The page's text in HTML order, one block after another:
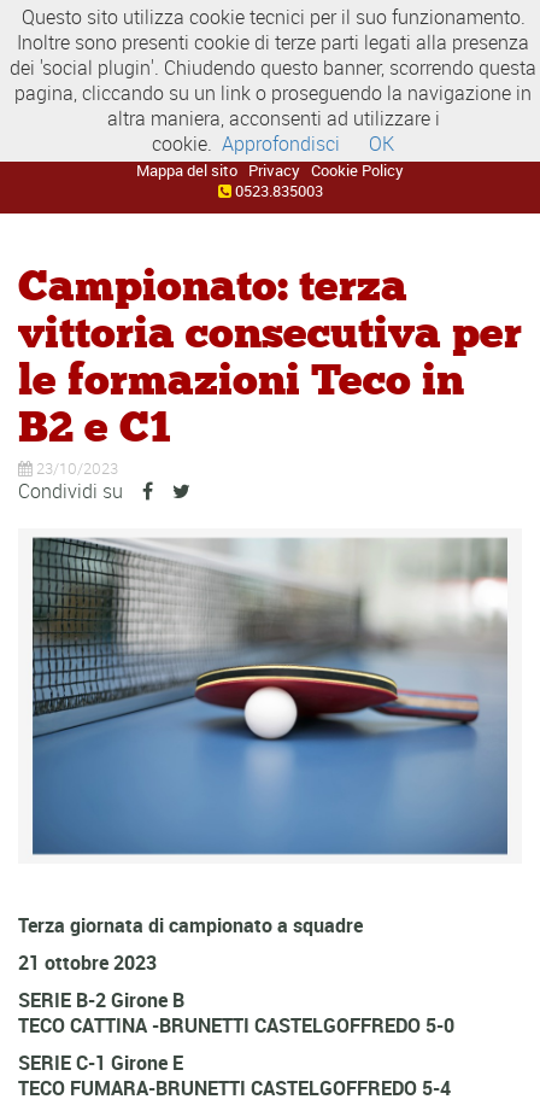
Mappa del sito Privacy Cookie Policy
0523.835003
Campionato: terza
vittoria consecutiva per
le formazioni Teco in
B2 e C1
23/10/2023
Condividi su
Terza giornata di campionato a squadre
21 ottobre 2023
SERIE B-2 Girone B
TECO CATTINA -BRUNETTI CASTELGOFFREDO 5-0
SERIE C-1 Girone E
TECO FUMARA-BRUNETTI CASTELGOFFREDO 5-4
Questo sito utilizza cookie tecnici per il suo funzionamento.
Inoltre sono presenti cookie di terze parti legati alla presenza
dei 'social plugin'. Chiudendo questo banner, scorrendo questa
pagina, cliccando su un link o proseguendo la navigazione in
altra maniera, acconsenti ad utilizzare i
cookie. Approfondisci OK